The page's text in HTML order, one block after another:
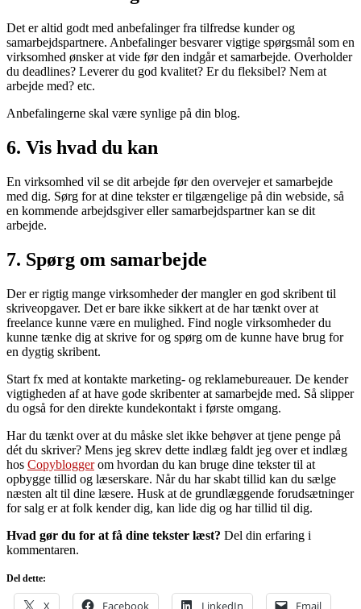
Det er altid godt med anbefalinger fra tilfredse kunder og
samarbejdspartnere. Anbefalinger besvarer vigtige spørgsmål som en
virksomhed ønsker at vide før den indgår et samarbejde. Overholder
du deadlines? Leverer du god kvalitet? Er du fleksibel? Nem at
arbejde med? etc.
Anbefalingerne skal være synlige på din blog.
6. Vis hvad du kan
En virksomhed vil se dit arbejde før den overvejer et samarbejde
med dig. Sørg for at dine tekster er tilgængelige på din webside, så
en kommende arbejdsgiver eller samarbejdspartner kan se dit
arbejde.
7. Spørg om samarbejde
Der er rigtig mange virksomheder der mangler en god skribent til
skriveopgaver. Det er bare ikke sikkert at de har tænkt over at
freelance kunne være en mulighed. Find nogle virksomheder du
kunne tænke dig at skrive for og spørg om de kunne have brug for
en dygtig skribent.
Start fx med at kontakte marketing- og reklamebureauer. De kender
vigtigheden af at have gode skribenter at samarbejde med. Så slipper
du også for den direkte kundekontakt i første omgang.
Har du tænkt over at du måske slet ikke behøver at tjene penge på
dét du skriver? Mens jeg skrev dette indlæg faldt jeg over et indlæg
hos Copybloggerom hvordan du kan bruge dine tekster til at
opbygge tillid og læserskare. Når du har skabt tillid kan du sælge
næsten alt til dine læsere. Husk at de grundlæggende forudsætninger
for salg er at folk kender dig, kan lide dig og har tillid til dig.
Hvad gør du for at få dine tekster læst? Del din erfaring i
kommentaren.
Del dette:
X Facebook LinkedIn Email